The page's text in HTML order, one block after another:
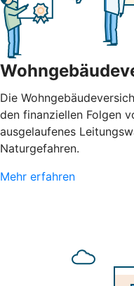
Die
den finanziellen Folgen
ausgelaufenes
Naturgefahren.
Mehr erfahren